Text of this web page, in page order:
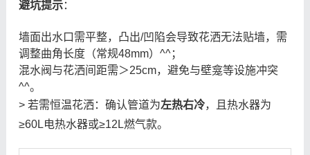
避坑提示：
墙面出水口需平整，凸出/凹陷会导致花洒无法贴墙，需
调整曲角长度（常规48mm）^^；
混水阀与花洒间距需＞25cm，避免与壁龛等设施冲突
^^。
> 若需恒温花洒：确认管道为左热右冷，且热水器为
≥60L电热水器或≥12L燃气款。